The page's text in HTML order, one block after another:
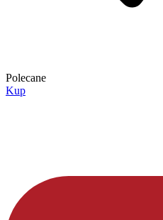
Polecane
Kup